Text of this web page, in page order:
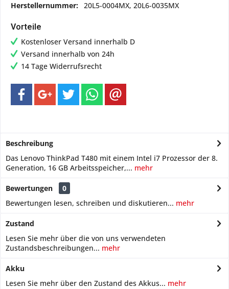
Herstellernummer: 20L5-0004MX, 20L6-0035MX
Vorteile
Kostenloser Versand innerhalb D
Versand innerhalb von 24h
14 Tage Widerrufsrecht
Beschreibung
Das Lenovo ThinkPad T480 mit einem Intel i7 Prozessor der 8.
Generation, 16 GB Arbeitsspeicher,... mehr
Bewertungen
0
Bewertungen lesen, schreiben und diskutieren... mehr
Zustand
Lesen Sie mehr über die von uns verwendeten
Zustandsbeschreibungen... mehr
Akku
Lesen Sie mehr über den Zustand des Akkus... mehr